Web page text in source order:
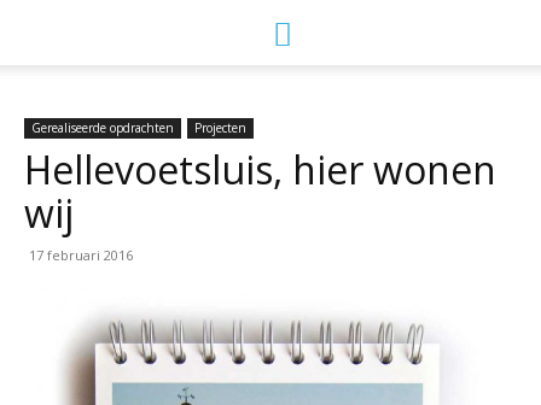
Gerealiseerde opdrachten Projecten
Hellevoetsluis, hier wonen
wij
17 februari 2016